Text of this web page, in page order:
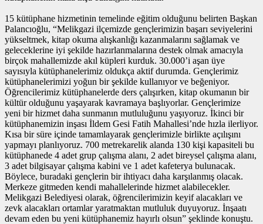
15 kütüphane hizmetinin temelinde eğitim olduğunu belirten Başkan
Palancıoğlu, “Melikgazi ilçemizde gençlerimizin başarı seviyelerini
yükseltmek, kitap okuma alışkanlığı kazanmalarını sağlamak ve
geleceklerine iyi şekilde hazırlanmalarına destek olmak amacıyla
birçok mahallemizde akıl küpleri kurduk. 30.000’i aşan üye
sayısıyla kütüphanelerimiz oldukça aktif durumda. Gençlerimiz
kütüphanelerimizi yoğun bir şekilde kullanıyor ve beğeniyor.
Öğrencilerimiz kütüphanelerde ders çalışırken, kitap okumanın bir
kültür olduğunu yaşayarak kavramaya başlıyorlar. Gençlerimize
yeni bir hizmet daha sunmanın mutluluğunu yaşıyoruz. İkinci bir
kütüphanemizin inşası İldem Gesi Fatih Mahallesi’nde hızla ilerliyor.
Kısa bir süre içinde tamamlayarak gençlerimizle birlikte açılışını
yapmayı planlıyoruz. 700 metrekarelik alanda 130 kişi kapasiteli bu
kütüphanede 4 adet grup çalışma alanı, 2 adet bireysel çalışma alanı,
3 adet bilgisayar çalışma kabini ve 1 adet kafeterya bulunacak.
Böylece, buradaki gençlerin bir ihtiyacı daha karşılanmış olacak.
Merkeze gitmeden kendi mahallelerinde hizmet alabilecekler.
Melikgazi Belediyesi olarak, öğrencilerimizin keyif alacakları ve
zevk alacakları ortamlar yaratmaktan mutluluk duyuyoruz. İnşaatı
devam eden bu yeni kütüphanemiz hayırlı olsun” şeklinde konuştu.